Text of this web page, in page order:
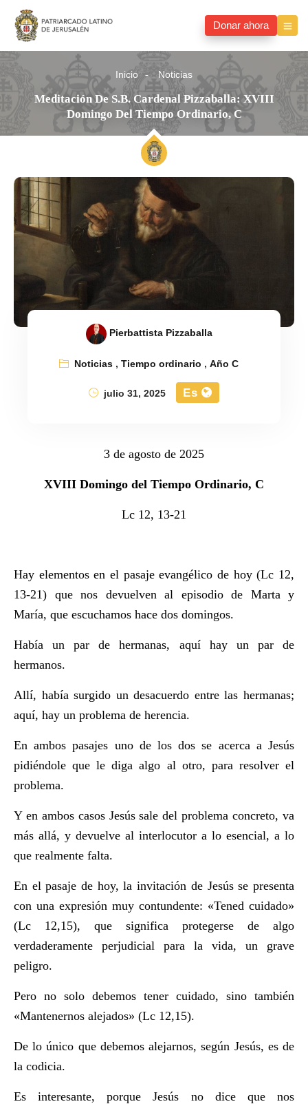
Donar ahora
Inicio Noticias
Meditación De S.B. Cardenal Pizzaballa: XVIII
Domingo Del Tiempo Ordinario, C
Pierbattista Pizzaballa
Noticias,Tiempo ordinario ,Año C
julio 31, 2025
Es
3 de agosto de 2025
XVIII Domingo del Tiempo Ordinario, C
Lc 12, 13-21
Hay elementos en el pasaje evangélico de hoy (Lc 12,
13-21) que nos devuelven al episodio de Marta y
María, que escuchamos hace dos domingos.
Había un par de hermanas, aquí hay un par de
hermanos.
Allí, había surgido un desacuerdo entre las hermanas;
aquí, hay un problema de herencia.
En ambos pasajes uno de los dos se acerca a Jesús
pidiéndole que le diga algo al otro, para resolver el
problema.
Y en ambos casos Jesús sale del problema concreto, va
más allá, y devuelve al interlocutor a lo esencial, a lo
que realmente falta.
En el pasaje de hoy, la invitación de Jesús se presenta
con una expresión muy contundente: «Tened cuidado»
(Lc 12,15), que significa protegerse de algo
verdaderamente perjudicial para la vida, un grave
peligro.
Pero no solo debemos tener cuidado, sino también
«Mantenernos alejados» (Lc 12,15).
De lo único que debemos alejarnos, según Jesús, es de
la codicia.
Es interesante, porque Jesús no dice que nos